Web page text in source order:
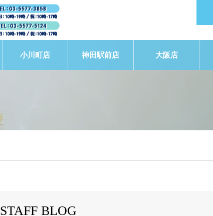
小川町店 神田駅前店 大阪店
STAFF BLOG